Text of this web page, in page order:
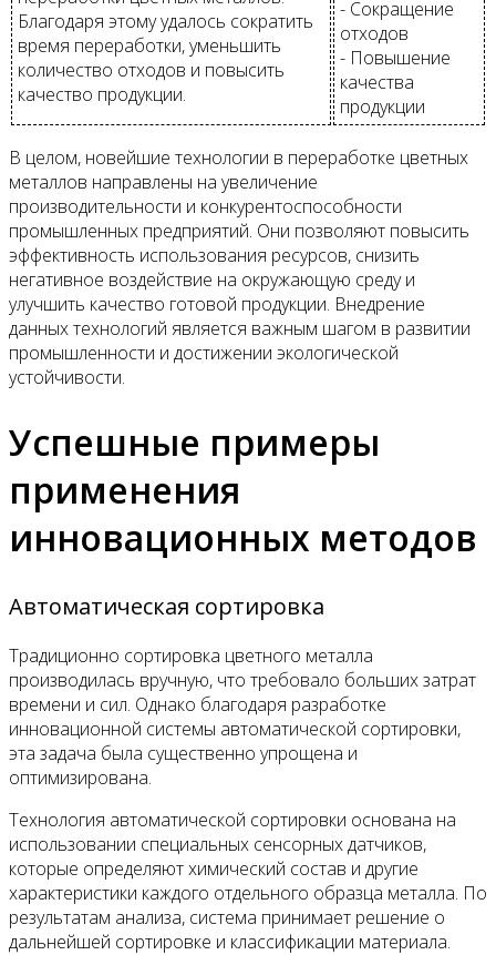
Благодаря этому удалось сократить
время переработки, уменьшить
количество отходов и повысить
качество продукции.
- Сокращение
отходов
- Повышение
качества
продукции
В целом, новейшие технологии в переработке цветных
металлов направлены на увеличение
производительности и конкурентоспособности
промышленных предприятий. Они позволяют повысить
эффективность использования ресурсов, снизить
негативное воздействие на окружающую среду и
улучшить качество готовой продукции. Внедрение
данных технологий является важным шагом в развитии
промышленности и достижении экологической
устойчивости.
Успешные примеры
применения
инновационных методов
Автоматическая сортировка
Традиционно сортировка цветного металла
производилась вручную, что требовало больших затрат
времени и сил. Однако благодаря разработке
инновационной системы автоматической сортировки,
эта задача была существенно упрощена и
оптимизирована.
Технология автоматической сортировки основана на
использовании специальных сенсорных датчиков,
которые определяют химический состав и другие
характеристики каждого отдельного образца металла. По
результатам анализа, система принимает решение о
дальнейшей сортировке и классификации материала.